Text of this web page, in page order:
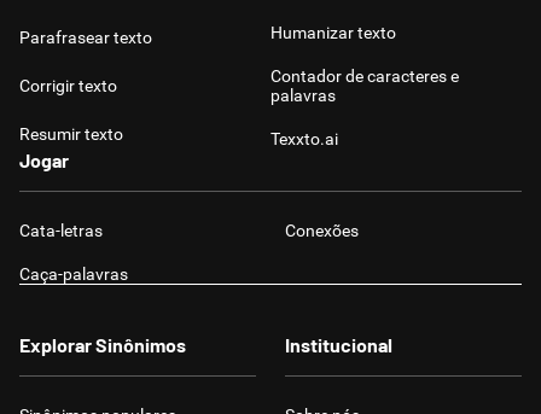
Parafrasear texto
Corrigir texto
Resumir texto
Humanizar texto
Contador de caracteres e
palavras
Texxto.ai
Jogar
Cata-letras Conexões
Caça-palavras
Explorar Sinônimos Institucional